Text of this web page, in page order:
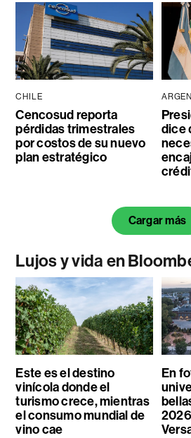
CHILE
Cencosud reporta
pérdidas trimestrales
por costos de su nuevo
plan estratégico
dice
Cargar más
Lujos y vida en
Este es el destino
vinícola donde el
turismo crece, mientras
el consumo mundial de
vino cae
En